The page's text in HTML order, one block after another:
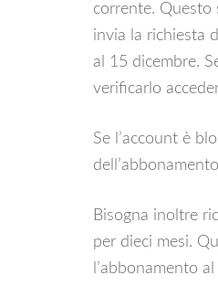
corrente. Questo
invia la richiesta
al 15 dicembre.
verificarlo
Se l’account è
Bisogna inoltre
per dieci mesi.
l’abbonamento